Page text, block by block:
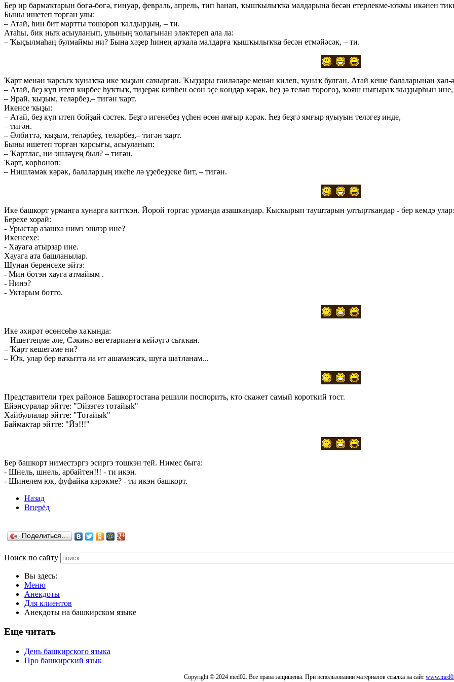
Бер ир бармаҡтарын бөгә-бөгә, ғинуар, февраль, апрель, тип hанап, ҡышҡылыҡҡа малдарына бесән етерлекме-юҡмы икәнен
Быны ишетеп торған улы:
– Атай, hин бит мартты төшөрөп ҡалдырҙың, – ти.
Атаhы, бик ныҡ асыуланып, улының ҡолағынан эләктереп ала ла:
– Ҡыҫылмаhаң булмаймы ни? Бына хәҙер hинең арҡала малдарға ҡышҡылыҡҡа бесән етмәйәсәк, – ти.
Ҡарт менән ҡарсыҡ ҡунаҡҡа ике ҡыҙын саҡырған. Ҡыҙҙары ғаиләләре менән килеп, ҡунаҡ булған. Атай кеше балаларынан
– Атай, беҙ күп итеп кирбес hуҡтыҡ, тиҙерәк кипhен өсөн эҫе көндәр кәрәк, hеҙ ҙә теләп тороғоҙ, ҡояш нығыраҡ ҡыҙҙырhын
– Ярай, ҡыҙым, теләрбеҙ,– тигән ҡарт.
Икенсе ҡыҙы:
– Атай, беҙ күп итеп бойҙай сәстек. Беҙгә игенебеҙ үҫhен өсөн ямғыр кәрәк. Һеҙ беҙгә ямғыр яуыуын теләгеҙ инде,
– тигән.
– Әлбиттә, ҡыҙым, теләрбеҙ, теләрбеҙ,– тигән ҡарт.
Быны ишетеп торған ҡарсығы, асыуланып:
– Ҡартлас, ни эшләүең был? – тигән.
Ҡарт, көрhөнөп:
– Нишләмәк кәрәк, балаларҙың икеhе лә үҙебеҙҙеке бит, – тигән.
Ике башкорт урманга хунарга китткэн. Йорой торгас урманда азашкандар. Кыскырып тауштарын ултырткандар - бер кемдэ
Берехе хорай:
- Урыстар азашха нимэ эшлэр ине?
Икенсехе:
- Хауага атырзар ине.
Хауага ата башланылар.
Шунан беренсехе эйтэ:
- Мин ботэн хауга атмайым .
- Нинэ?
- Уктарым ботто.
Ике әхирәт өсөнсөhө хаҡында:
– Ишеттеңме әле, Сәкинә вегетарианға кейәүгә сыҡҡан.
– Ҡарт кешегәме ни?
– Юҡ, улар бер ваҡытта ла ит ашамаясаҡ, шуға шатланам...
Представители трех районов Башкортостана решили поспорить, кто скажет самый короткий тост.
Ейэнсуралар эйтте: "Эйзэгез тотайыk"
Хайбуллалар эйтте: "Тотайыk"
Баймактар эйтте: "Йэ!!!"
Бер башкорт ниместэргэ эсиргэ тошкэн тей. Нимес быга:
- Шнель, шнель, арбайтен!!! - ти икэн.
- Шинелем юк, фуфайка кэрэкме? - ти икэн башкорт.
Назад
Вперёд
Поделиться…
Поиск по сайту
Вы здесь:
Меню
Анекдоты
Для клиентов
Анекдоты на башкирском языке
Еще читать
День башкирского языка
Про башкирский язык
Copyright © 2024 med02. Все права защищены. При использовании материалов ссылка на сайт